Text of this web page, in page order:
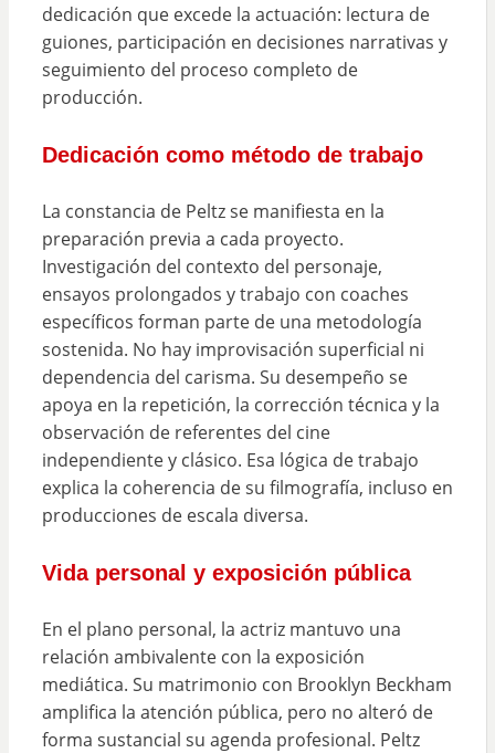
dedicación que excede la actuación: lectura de
guiones, participación en decisiones narrativas y
seguimiento del proceso completo de
producción.
Dedicación como método de trabajo
La constancia de Peltz se manifiesta en la
preparación previa a cada proyecto.
Investigación del contexto del personaje,
ensayos prolongados y trabajo con coaches
específicos forman parte de una metodología
sostenida. No hay improvisación superficial ni
dependencia del carisma. Su desempeño se
apoya en la repetición, la corrección técnica y la
observación de referentes del cine
independiente y clásico. Esa lógica de trabajo
explica la coherencia de su filmografía, incluso en
producciones de escala diversa.
Vida personal y exposición pública
En el plano personal, la actriz mantuvo una
relación ambivalente con la exposición
mediática. Su matrimonio con Brooklyn Beckham
amplifica la atención pública, pero no alteró de
forma sustancial su agenda profesional. Peltz